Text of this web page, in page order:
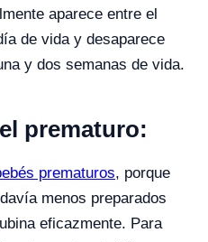
aparece entre el
de vida y desaparece
y dos semanas de vida.
prematuro:
prematuros, porque
menos preparados
eficazmente. Para